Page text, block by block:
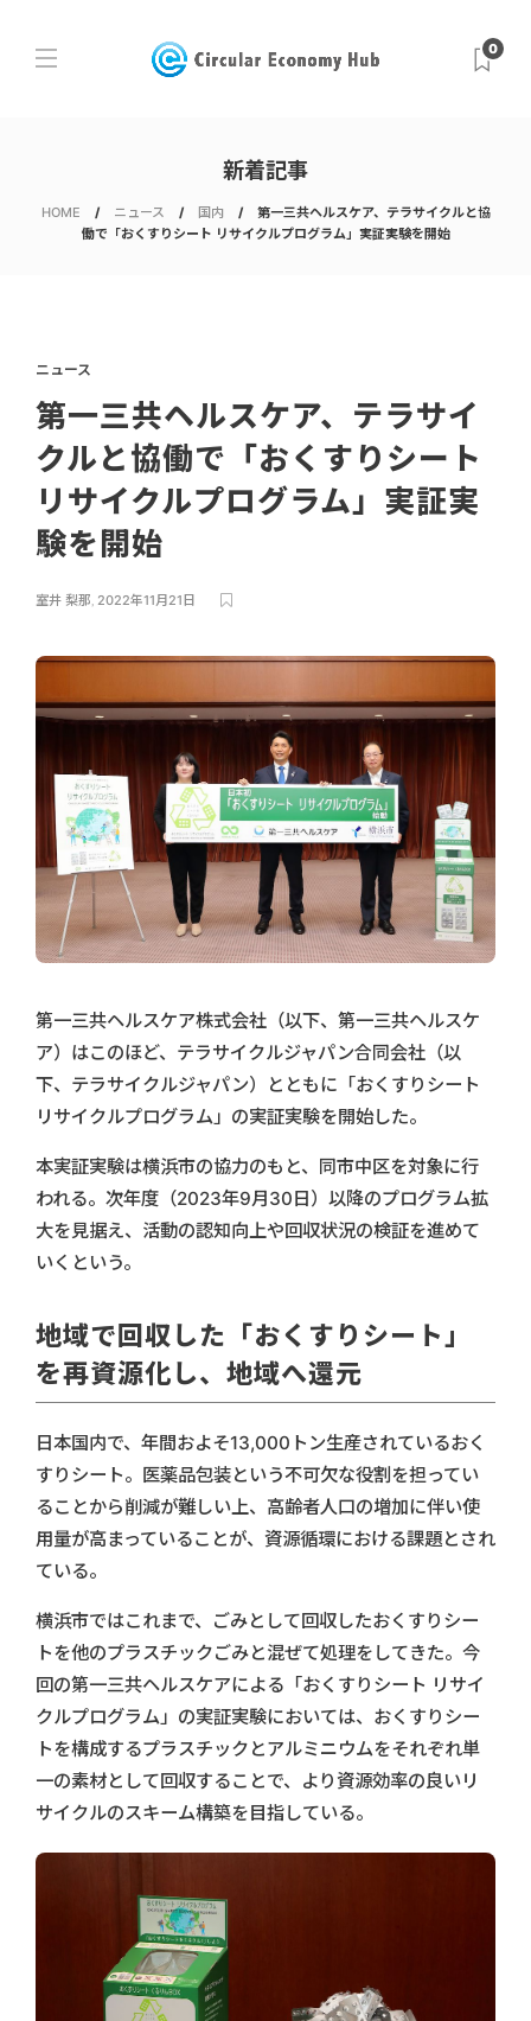
0
新着記事
HOME ニュース 国内
第一三共ヘルスケア、テラサイクルと協
働で「おくすりシート リサイクルプログラム」実証実験を開始
ニュース
第一三共ヘルスケア、テラサイ
クルと協働で「おくすりシート
リサイクルプログラム」実証実
験を開始
室井 梨那, 2022年11月21日
第一三共ヘルスケア株式会社（以下、第一三共ヘルスケ
ア）はこのほど、テラサイクルジャパン合同会社（以
下、テラサイクルジャパン）とともに「おくすりシート
リサイクルプログラム」の実証実験を開始した。
本実証実験は横浜市の協力のもと、同市中区を対象に行
われる。次年度（2023年9月30日）以降のプログラム拡
大を見据え、活動の認知向上や回収状況の検証を進めて
いくという。
地域で回収した「おくすりシート」
を再資源化し、地域へ還元
日本国内で、年間およそ13,000トン生産されているおく
すりシート。医薬品包装という不可欠な役割を担ってい
ることから削減が難しい上、高齢者人口の増加に伴い使
用量が高まっていることが、資源循環における課題とされ
ている。
横浜市ではこれまで、ごみとして回収したおくすりシー
トを他のプラスチックごみと混ぜて処理をしてきた。今
回の第一三共ヘルスケアによる「おくすりシート リサイ
クルプログラム」の実証実験においては、おくすりシー
トを構成するプラスチックとアルミニウムをそれぞれ単
一の素材として回収することで、より資源効率の良いリ
サイクルのスキーム構築を目指している。